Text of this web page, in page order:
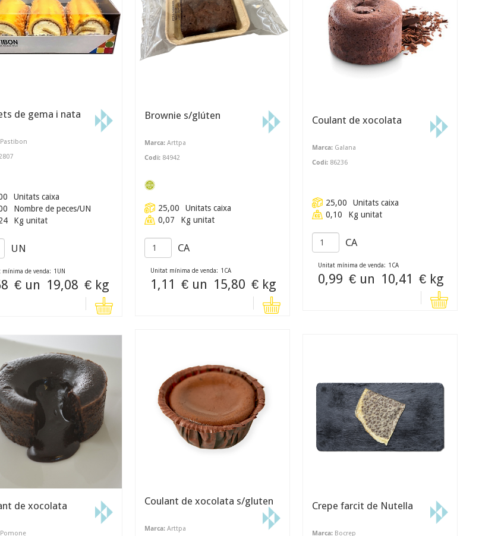
de gema i nata
Pastibon
Unitats caixa
Nombre de peces/UN
Kg unitat
UN
mínima de venda: 1 UN
€ un 19,08 € kg
Brownie s/glúten
Marca: Arttpa
Codi: 84942
25,00
Unitats caixa
0,07
Kg unitat
CA
Unitat mínima de venda: 1 CA
1,11 € un 15,80 € kg
Coulant de xocolata
Marca: Galana
Codi: 86236
25,00
Unitats caixa
0,10
Kg unitat
CA
Unitat mínima de venda: 1 CA
0,99 € un 10,41 € kg
de xocolata
Pomone
Coulant de xocolata s/gluten
Marca: Arttpa
Crepe farcit de Nutella
Marca: Bocrep